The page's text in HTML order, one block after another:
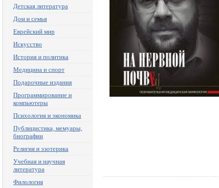
Детская литература
Дом и семья
Еврейский мир
Искусство
История и политика
Медицина и спорт
Подарочные издания
Программирование и
компьютеры
Психология и экономика
Публицистика, мемуары,
биографии
Религия и эзотерика
Учебная и научная
литература
Филология